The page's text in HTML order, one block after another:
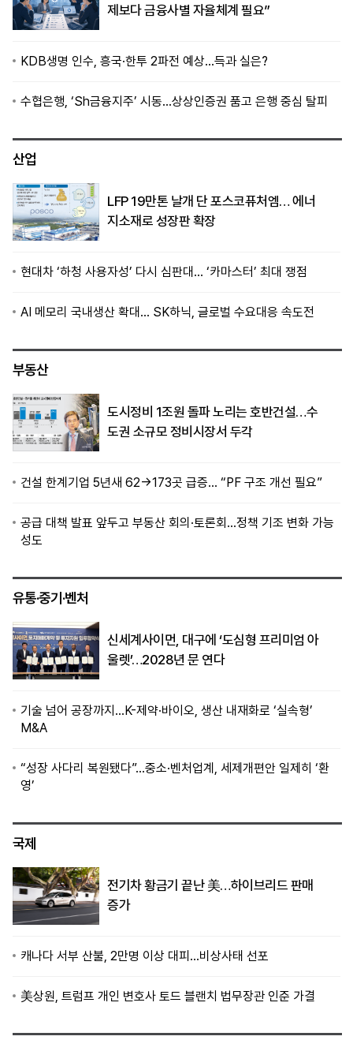
제보다 금융사별 자율체계 필요”
KDB생명 인수, 흥국·한투 2파전 예상…득과 실은?
수협은행, ‘Sh금융지주’ 시동…상상인증권 품고 은행 중심 탈피
산업
LFP 19만톤 날개 단 포스코퓨처엠… 에너
지소재로 성장판 확장
현대차 ‘하청 사용자성’ 다시 심판대… ‘카마스터’ 최대 쟁점
AI 메모리 국내생산 확대… SK하닉, 글로벌 수요대응 속도전
부동산
도시정비 1조원 돌파 노리는 호반건설…수
도권 소규모 정비시장서 두각
건설 한계기업 5년새 62→173곳 급증… “PF 구조 개선 필요”
공급 대책 발표 앞두고 부동산 회의·토론회…정책 기조 변화 가능
성도
유통·중기·벤처
신세계사이먼, 대구에 ‘도심형 프리미엄 아
울렛’…2028년 문 연다
기술 넘어 공장까지…K-제약·바이오, 생산 내재화로 ‘실속형’
M&A
“성장 사다리 복원됐다”…중소·벤처업계, 세제개편안 일제히 ‘환
영’
국제
전기차 황금기 끝난 美…하이브리드 판매
증가
캐나다 서부 산불, 2만명 이상 대피…비상사태 선포
美상원, 트럼프 개인 변호사 토드 블랜치 법무장관 인준 가결